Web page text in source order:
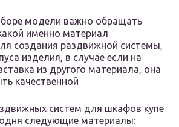
модели важно обращать
именно материал
создания раздвижной системы,
изделия, в случае если на
из другого материала, она
качественной
систем для шкафов купе
следующие материалы: